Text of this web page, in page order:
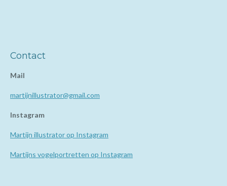
Contact
Mail
martijnillustrator@gmail.com
Instagram
Martijn illustrator op Instagram
Martijns vogelportretten op Instagram